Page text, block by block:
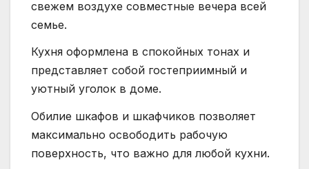
свежем воздухе совместные вечера всей
семье.
Кухня оформлена в спокойных тонах и
представляет собой гостеприимный и
уютный уголок в доме.
Обилие шкафов и шкафчиков позволяет
максимально освободить рабочую
поверхность, что важно для любой кухни.